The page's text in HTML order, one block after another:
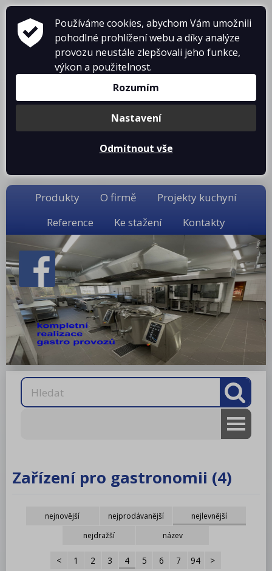
ZAŘÍZENÍ PRO GASTRONOMII
prodej • montáž • servis
telefon: 475 601 323
Produkty O firmě
Projekty kuchyní
Reference
Ke stažení Kontakty
RM gastro
RM LOTUS 700
RM LOTUS 900
Roboty, příprava masa a zeleniny
Zařízení pro gastronomii (4)
nejnovější nejprodávanější
nejlevnější
nejdražší
název
< 1 2 3 4 5 6 7 94 >
Používáme cookies, abychom Vám umožnili
pohodlné prohlížení webu a díky analýze
provozu neustále zlepšovali jeho funkce,
výkon a použitelnost.
Rozumím
Nastavení
Odmítnout vše